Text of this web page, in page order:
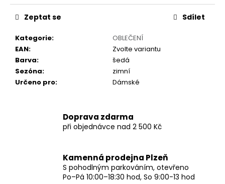
Kategorie:
OBLEČENÍ
EAN:
Zvolte variantu
Barva:
šedá
Sezóna:
zimní
Určeno pro: Dámské
Zeptat se Sdílet
Doprava zdarma
při objednávce nad 2 500 Kč
Kamenná prodejna Plzeň
S pohodlným parkováním, otevřeno
Po–Pá 10:00–18:30 hod, So 9:00-13 hod
e